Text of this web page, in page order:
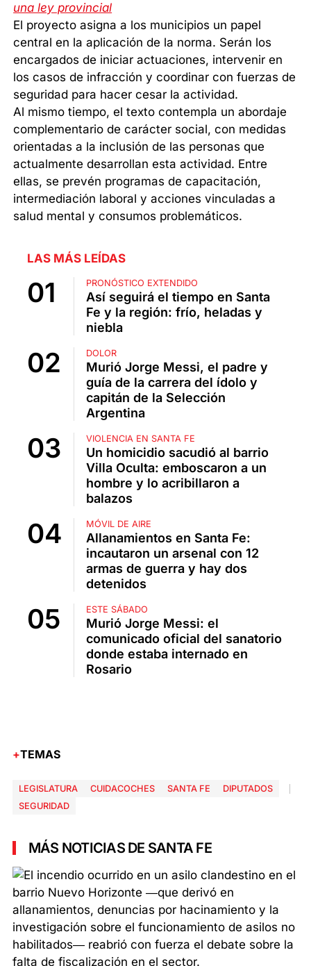
una ley provincial
El proyecto asigna a los municipios un papel
central en la aplicación de la norma. Serán los
encargados de iniciar actuaciones, intervenir en
los casos de infracción y coordinar con fuerzas de
seguridad para hacer cesar la actividad.
Al mismo tiempo, el texto contempla un abordaje
complementario de carácter social, con medidas
orientadas a la inclusión de las personas que
actualmente desarrollan esta actividad. Entre
ellas, se prevén programas de capacitación,
intermediación laboral y acciones vinculadas a
salud mental y consumos problemáticos.
LAS MÁS LEÍDAS
PRONÓSTICO EXTENDIDO
Así seguirá el tiempo en Santa
Fe y la región: frío, heladas y
niebla
DOLOR
Murió Jorge Messi, el padre y
guía de la carrera del ídolo y
capitán de la Selección
Argentina
VIOLENCIA EN SANTA FE
Un homicidio sacudió al barrio
Villa Oculta: emboscaron a un
hombre y lo acribillaron a
balazos
MÓVIL DE AIRE
Allanamientos en Santa Fe:
incautaron un arsenal con 12
armas de guerra y hay dos
detenidos
ESTE SÁBADO
Murió Jorge Messi: el
comunicado oficial del sanatorio
donde estaba internado en
Rosario
TEMAS
LEGISLATURA CUIDACOCHES SANTA FE
DIPUTADOS
SEGURIDAD
MÁS NOTICIAS DE SANTA FE